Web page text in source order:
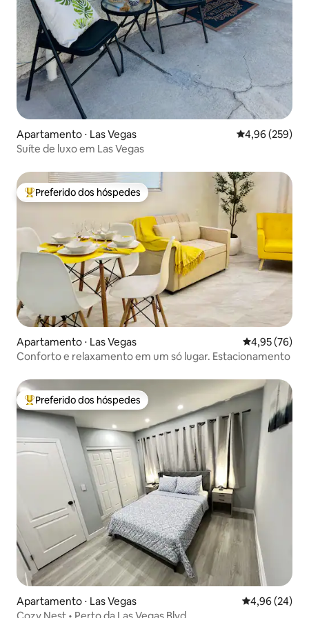
Apartamento ⋅ Las Vegas 4,96 de uma
4,96 (259)
Suíte de luxo em Las Vegas
Entre os melhores preferidos dos hóspedes
Preferido dos hóspedes
Apartamento ⋅ Las Vegas 4,95 de uma
4,95 (76)
Conforto e relaxamento em um só lugar. Estacionamento
Entre os melhores preferidos dos hóspedes
Preferido dos hóspedes
Apartamento ⋅ Las Vegas 4,96 de uma
4,96 (24)